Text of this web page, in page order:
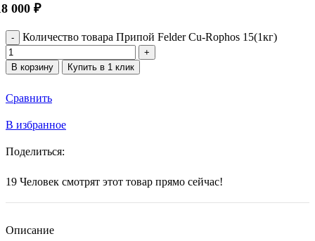
000 ₽
Количество товара Припой Felder Cu-Rophos 15(1кг)
В корзину Купить в 1 клик
Сравнить
В избранное
Поделиться:
19 Человек смотрят этот товар прямо сейчас!
Описание